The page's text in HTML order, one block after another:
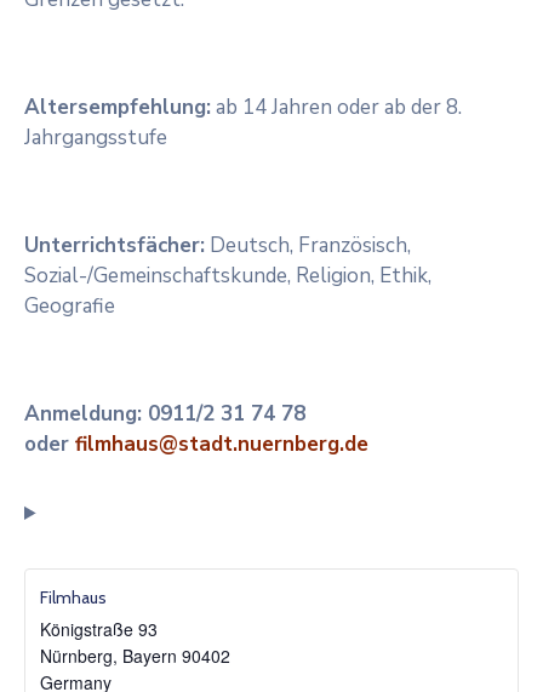
Altersempfehlung: ab 14 Jahren oder ab der 8.
Jahrgangsstufe
Unterrichtsfächer: Deutsch, Französisch,
Sozial-/Gemeinschaftskunde, Religion, Ethik,
Geografie
Anmeldung: 0911/2 31 74 78
oder filmhaus@stadt.nuernberg.de
Filmhaus
Königstraße 93
Nürnberg, Bayern 90402
Germany